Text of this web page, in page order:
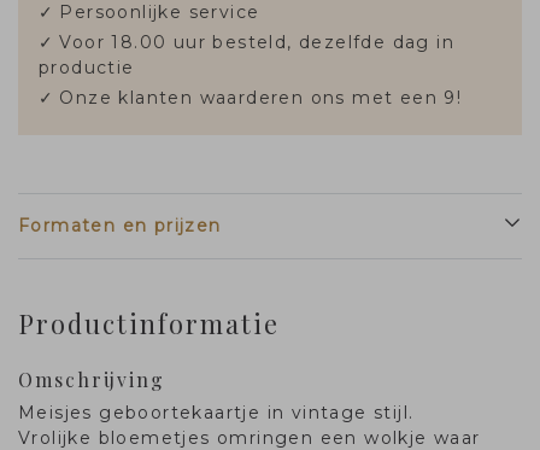
✓ Persoonlijke service
✓ Voor 18.00 uur besteld, dezelfde dag in
productie
✓ Onze klanten waarderen ons met een 9!
Formaten en prijzen
Productinformatie
Omschrijving
Meisjes geboortekaartje in vintage stijl.
Vrolijke bloemetjes omringen een wolkje waar